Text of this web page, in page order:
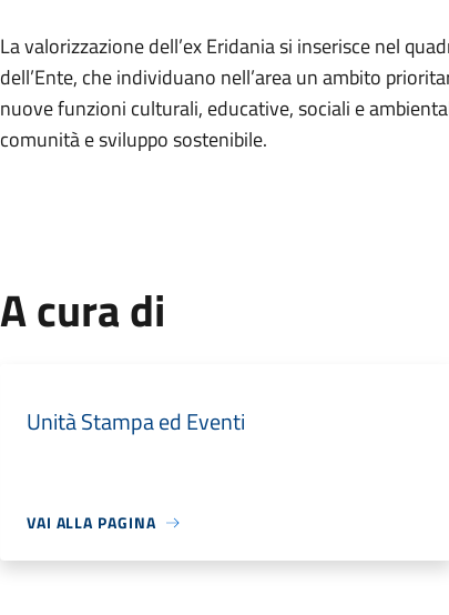
La valorizzazione dell’ex Eridania si inserisce nel
dell’Ente, che individuano nell’area un ambito
nuove funzioni culturali, educative, sociali e
comunità e sviluppo sostenibile.
A cura di
Unità Stampa ed Eventi
VAI ALLA PAGINA